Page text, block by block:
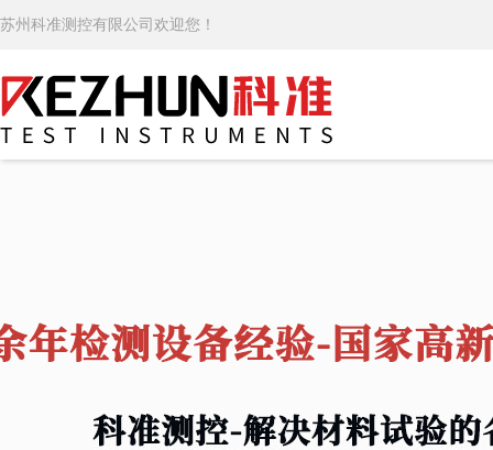
苏州科准测控有限公司欢迎您！